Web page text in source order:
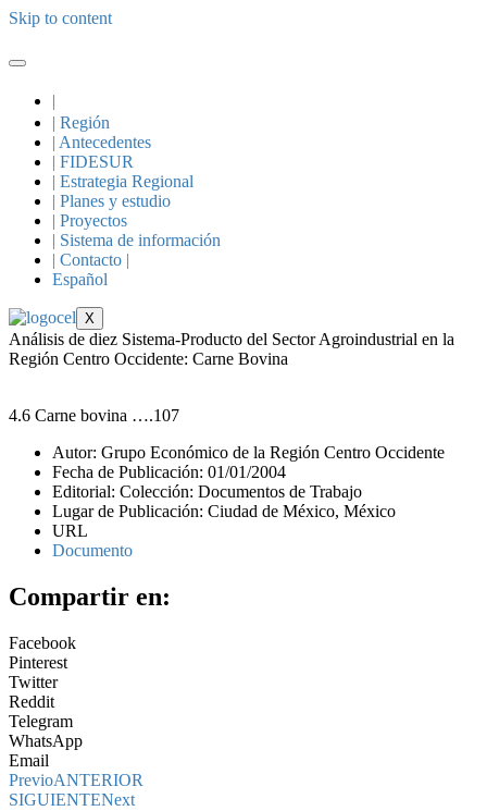
Skip to content
|
| Región
| Antecedentes
| FIDESUR
| Estrategia Regional
| Planes y estudio
| Proyectos
| Sistema de información
| Contacto |
Español
X
Análisis de diez Sistema-Producto del Sector Agroindustrial en la
Región Centro Occidente: Carne Bovina
4.6 Carne bovina ….107
Autor: Grupo Económico de la Región Centro Occidente
Fecha de Publicación: 01/01/2004
Editorial: Colección: Documentos de Trabajo
Lugar de Publicación: Ciudad de México, México
URL
Documento
Compartir en:
Facebook
Pinterest
Twitter
Reddit
Telegram
WhatsApp
Email
PrevioANTERIOR
SIGUIENTENext